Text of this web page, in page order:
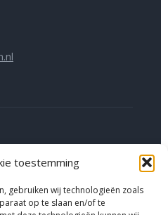
toestemming
gebruiken wij technologieën zoals
op te slaan en/of te
22:00 uur.
haven alleen toegankelijk